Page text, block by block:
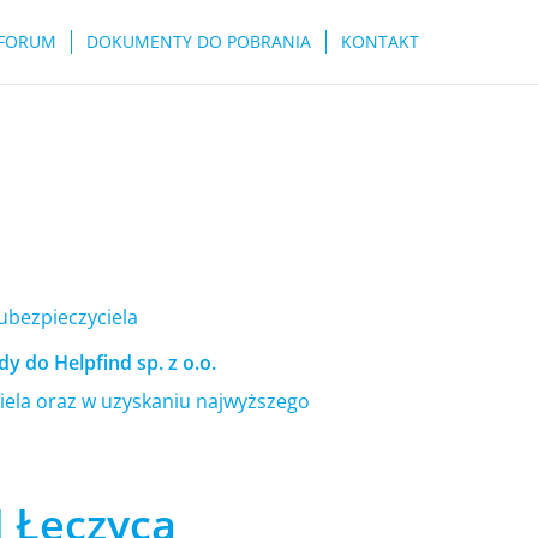
DOKUMENTY DO POBRANIA KONTAKT
do Helpfind sp. z o.o.
oraz w uzyskaniu najwyższego